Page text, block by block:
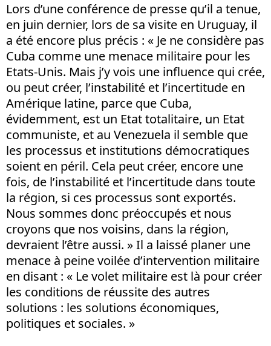
Lors d’une conférence de presse qu’il a tenue,
en juin dernier, lors de sa visite en Uruguay, il
a été encore plus précis : « Je ne considère pas
Cuba comme une menace militaire pour les
Etats-Unis. Mais j’y vois une influence qui crée,
ou peut créer, l’instabilité et l’incertitude en
Amérique latine, parce que Cuba,
évidemment, est un Etat totalitaire, un Etat
communiste, et au Venezuela il semble que
les processus et institutions démocratiques
soient en péril. Cela peut créer, encore une
fois, de l’instabilité et l’incertitude dans toute
la région, si ces processus sont exportés.
Nous sommes donc préoccupés et nous
croyons que nos voisins, dans la région,
devraient l’être aussi. » Il a laissé planer une
menace à peine voilée d’intervention militaire
en disant : « Le volet militaire est là pour créer
les conditions de réussite des autres
solutions : les solutions économiques,
politiques et sociales. »